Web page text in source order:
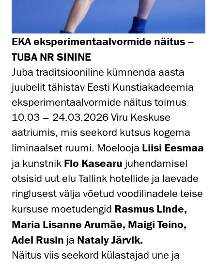
EKA eksperimentaalvormide näitus –
TUBA NR SININE
Juba traditsiooniline kümnenda aasta
juubelit tähistav Eesti Kunstiakadeemia
eksperimentaalvormide näitus toimus
10.03 – 24.03.2026 Viru Keskuse
aatriumis, mis seekord kutsus kogema
liminaalset ruumi. Moelooja Liisi Eesmaa
ja kunstnik Flo Kasearu juhendamisel
otsisid uut elu Tallink hotellide ja laevade
ringlusest välja võetud voodilinadele teise
kursuse moetudengid Rasmus Linde,
Maria Lisanne Arumäe, Maigi Teino,
Adel Rusin ja Nataly Järvik.
Näitus viis seekord külastajad une ja